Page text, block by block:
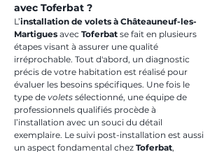
avec Toferbat ?
L’installation de volets à Châteauneuf-les-
Martigues avec Toferbat se fait en plusieurs
étapes visant à assurer une qualité
irréprochable. Tout d'abord, un diagnostic
précis de votre habitation est réalisé pour
évaluer les besoins spécifiques. Une fois le
type de volets sélectionné, une équipe de
professionnels qualifiés procède à
l’installation avec un souci du détail
exemplaire. Le suivi post-installation est aussi
un aspect fondamental chez Toferbat,